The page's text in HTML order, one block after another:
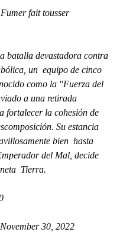
fait tousser
un  equipo de cinco
como la "Fuerza del
a una retirada
fortalecer la cohesión de
Su estancia
bien  hasta
del Mal, decide
Tierra.
30, 2022